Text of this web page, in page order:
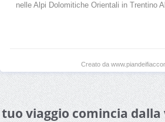
nelle Alpi Dolomitiche Orientali in Trentino
Creato da
viaggio comincia dalla